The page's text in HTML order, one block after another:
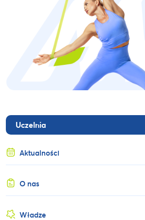
Uczelnia
Aktualności
O nas
Władze